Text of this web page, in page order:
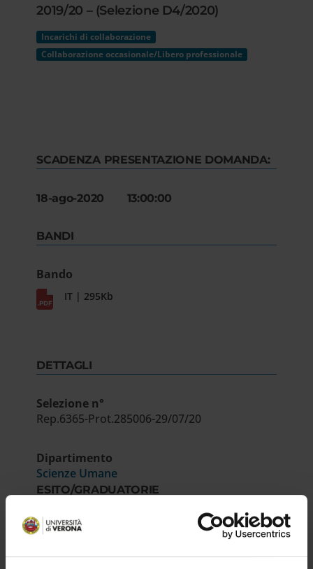
2019/20 – (Selezione D4/2020)
Incarichi di collaborazione
Collaborazione occasionale/Libero professionale
SCADENZA PRESENTAZIONE DOMANDA:
18-ago-2020 13:00:00
BANDI
Bando
IT | 295Kb
DETTAGLI
Selezione n°
Rep.6365-Prot.285006-29/07/20
Dipartimento
Scienze Umane
ESITO/GRADUATORIE
Decreto